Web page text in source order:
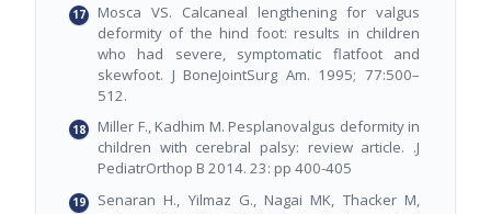
Mosca VS. Calcaneal lengthening for valgus
deformity of the hind foot: results in children
who had severe, symptomatic flatfoot and
skewfoot. J BoneJointSurg Am. 1995; 77:500–
512.
Miller F., Kadhim M. Pesplanovalgus deformity in
children with cerebral palsy: review article. .J
PediatrOrthop B 2014. 23: pp 400-405
Senaran H., Yilmaz G., Nagai MK, Thacker M,